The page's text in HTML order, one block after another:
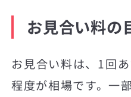
お見合い料の
お見合い料は、1回
程度が相場です。一